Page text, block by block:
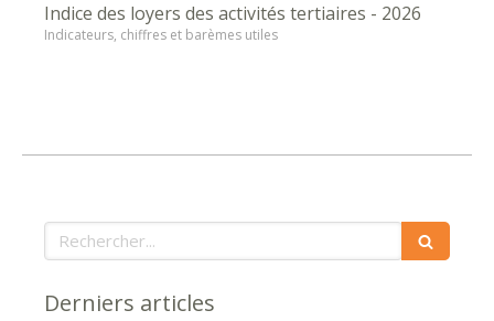
Indice des loyers des activités tertiaires - 2026
Indicateurs, chiffres et barèmes utiles
Rechercher
Derniers articles